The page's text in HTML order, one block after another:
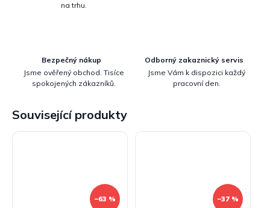
na trhu.
Bezpečný nákup
Jsme ověřený obchod. Tisíce
spokojených zákazníků.
Odborný zakaznický servis
Jsme Vám k dispozici každý
pracovní den.
Související produkty
–63 % –37 %